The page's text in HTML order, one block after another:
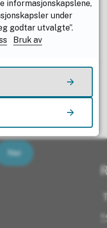
14.08.2023 14.15
Nei
informasjonskapslene,
under
godtar utvalgte”.
Bruk av